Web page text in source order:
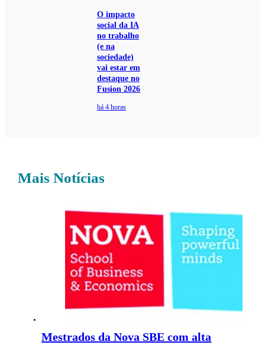
O impacto
social da IA
no trabalho
(e na
sociedade)
vai estar em
destaque no
Fusion 2026
há 4 horas
Mais Notícias
Mestrados da Nova SBE com alta